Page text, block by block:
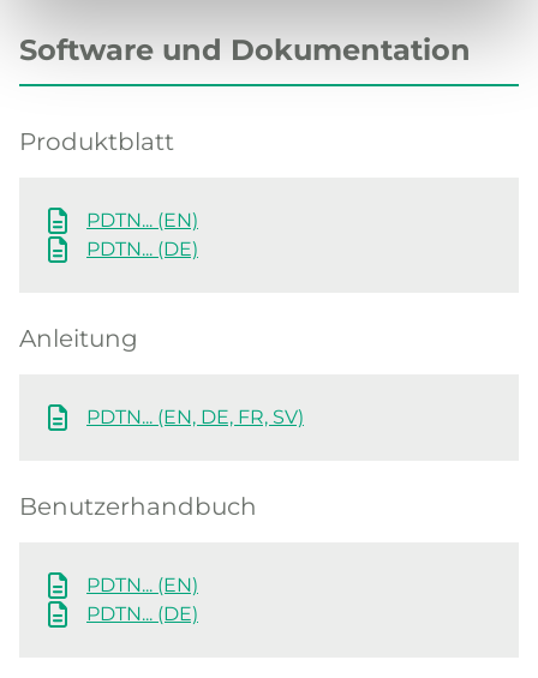
Software und Dokumentation
Produktblatt
PDTN... (EN)
PDTN... (DE)
Anleitung
PDTN... (EN, DE, FR, SV)
Benutzerhandbuch
PDTN... (EN)
PDTN... (DE)